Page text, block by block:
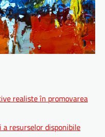
realiste în promovarea
resurselor disponibile